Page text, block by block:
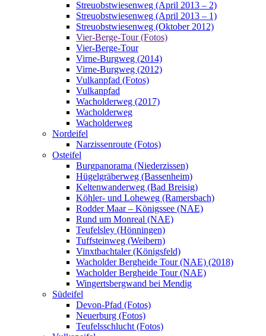
Streuobstwiesenweg (April 2013 – 2)
Streuobstwiesenweg (April 2013 – 1)
Streuobstwiesenweg (Oktober 2012)
Vier-Berge-Tour (Fotos)
Vier-Berge-Tour
Virne-Burgweg (2014)
Virne-Burgweg (2012)
Vulkanpfad (Fotos)
Vulkanpfad
Wacholderweg (2017)
Wacholderweg
Wacholderweg
Nordeifel
Narzissenroute (Fotos)
Osteifel
Burgpanorama (Niederzissen)
Hügelgräberweg (Bassenheim)
Keltenwanderweg (Bad Breisig)
Köhler- und Loheweg (Ramersbach)
Rodder Maar – Königssee (NAE)
Rund um Monreal (NAE)
Teufelsley (Hönningen)
Tuffsteinweg (Weibern)
Vinxtbachtaler (Königsfeld)
Wacholder Bergheide Tour (NAE) (2018)
Wacholder Bergheide Tour (NAE)
Wingertsbergwand bei Mendig
Südeifel
Devon-Pfad (Fotos)
Neuerburg (Fotos)
Teufelsschlucht (Fotos)